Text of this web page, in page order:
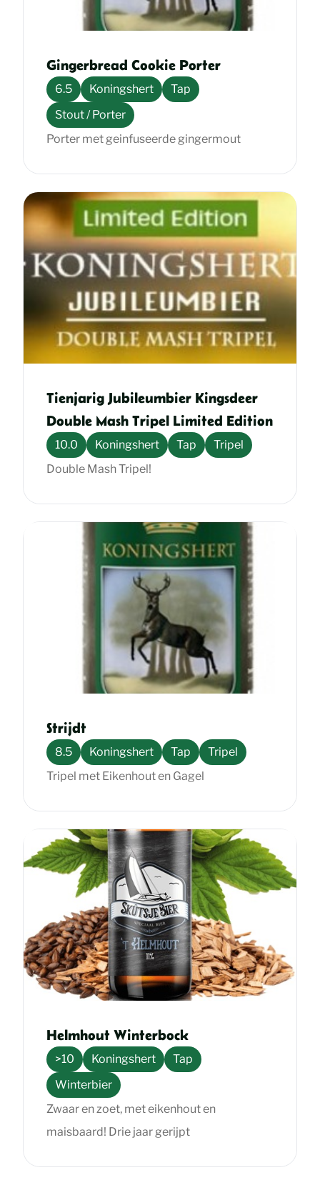
Gingerbread Cookie Porter
6.5 Koningshert
Tap
Stout / Porter
Porter met geinfuseerde gingermout
Tienjarig Jubileumbier Kingsdeer
Double Mash Tripel Limited Edition
10.0 Koningshert Tap
Tripel
Double Mash Tripel!
Strijdt
8.5 Koningshert Tap
Tripel
Tripel met Eikenhout en Gagel
Helmhout Winterbock
>10 Koningshert
Tap
Winterbier
Zwaar en zoet, met eikenhout en
maisbaard! Drie jaar gerijpt